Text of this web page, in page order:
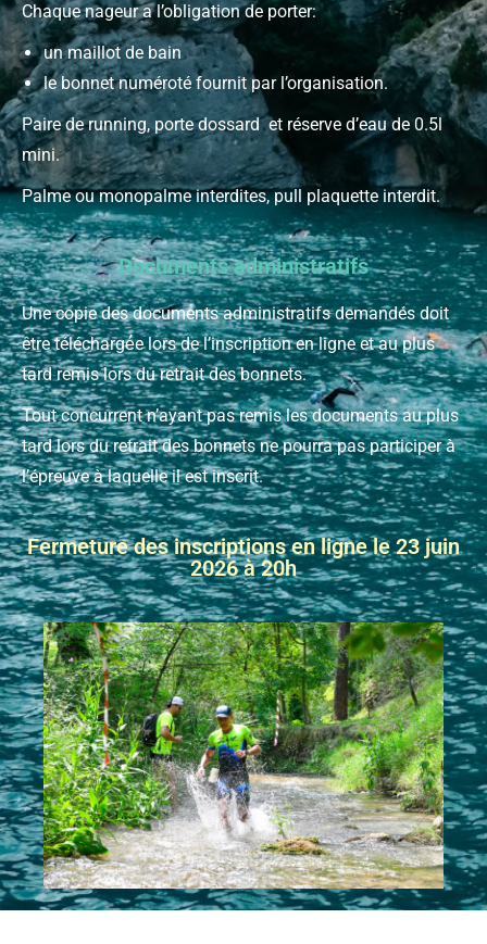
Chaque nageur a l’obligation de porter:
un maillot de bain
le bonnet numéroté fournit par l’organisation.
Paire de running, porte dossard et réserve d’eau de 0.5l
mini.
Palme ou monopalme interdites, pull plaquette interdit.
Documents administratifs
Une copie des documents administratifs demandés doit
être téléchargé́e lors de l’inscription en ligne et au plus
tard remis lors du retrait des bonnets.
Tout concurrent n’ayant pas remis les documents au plus
tard lors du retrait des bonnets ne pourra pas participer à
l’épreuve à laquelle il est inscrit.
Fermeture des inscriptions en ligne le 23 juin
2026 à 20h